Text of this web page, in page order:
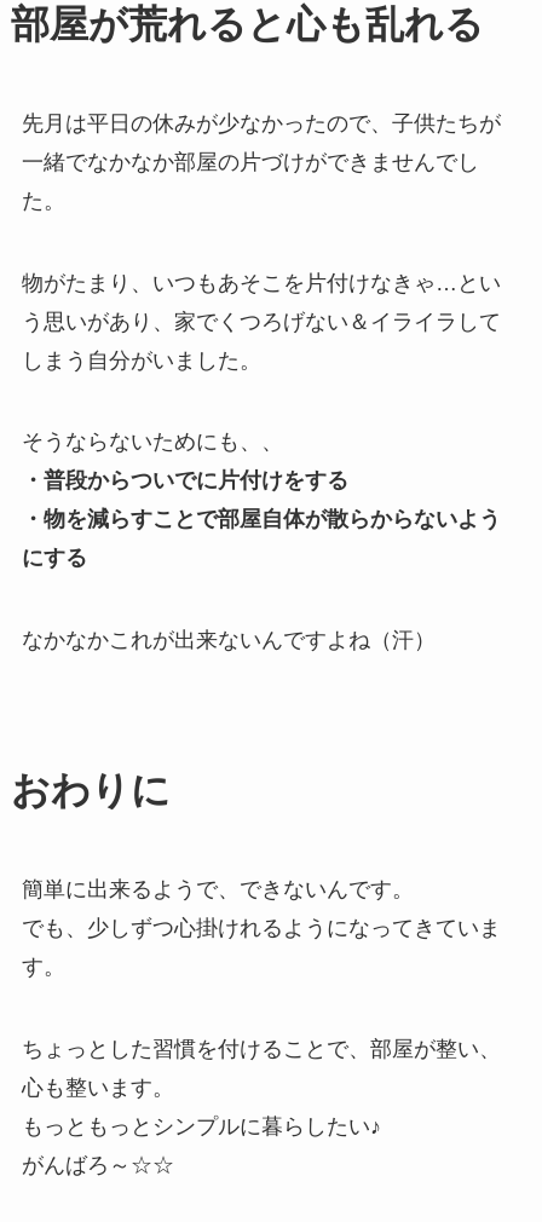
部屋が荒れると心も乱れる
先月は平日の休みが少なかったので、子供たちが
一緒でなかなか部屋の片づけができませんでし
た。
物がたまり、いつもあそこを片付けなきゃ…とい
う思いがあり、家でくつろげない＆イライラして
しまう自分がいました。
そうならないためにも、、
・普段からついでに片付けをする
・物を減らすことで部屋自体が散らからないよう
にする
なかなかこれが出来ないんですよね（汗）
おわりに
簡単に出来るようで、できないんです。
でも、少しずつ心掛けれるようになってきていま
す。
ちょっとした習慣を付けることで、部屋が整い、
心も整います。
もっともっとシンプルに暮らしたい♪
がんばろ～☆☆